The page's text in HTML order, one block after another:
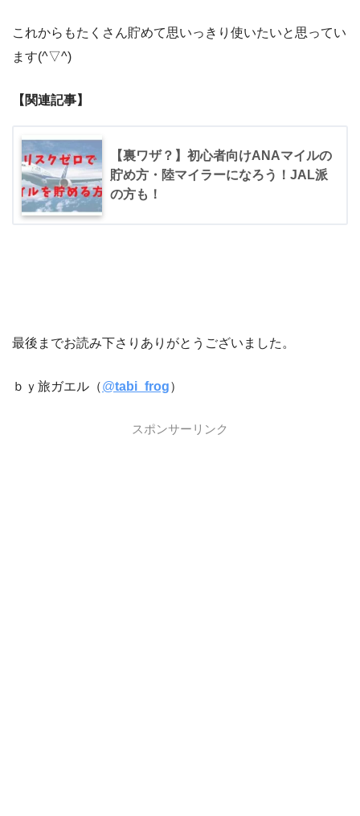
これからもたくさん貯めて思いっきり使いたいと思ってい
ます(^▽^)
【関連記事】
【裏ワザ？】初心者向けANAマイルの
貯め方・陸マイラーになろう！JAL派
の方も！
最後までお読み下さりありがとうございました。
ｂｙ旅ガエル（@tabi_frog）
スポンサーリンク